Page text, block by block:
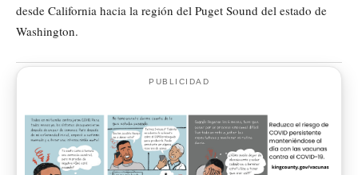
desde California hacia la región del Puget Sound del estado de
Washington.
PUBLICIDAD